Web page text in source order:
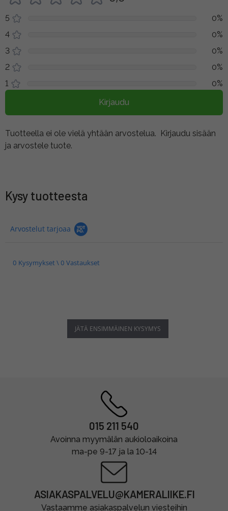
5
0%
4
0%
3
0%
2
0%
1
0%
Kirjaudu
Tuotteella ei ole vielä yhtään arvostelua. Kirjaudu sisään
ja arvostele tuote.
Kysy tuotteesta
Arvostelut tarjoaa
0 Kysymykset \ 0 Vastaukset
JÄTÄ ENSIMMÄINEN KYSYMYS
015 211 540
Avoinna myymälän aukioloaikoina
ma-pe 9-17 ja la 10-14
ASIAKASPALVELU@KAMERALIIKE.FI
Vastaamme asiakaspalvelun viesteihin